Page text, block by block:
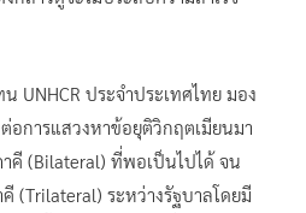
UNHCR ประจำประเทศไทย มอง
อการแสวงหาข้อยุติวิกฤตเมียนมา
คี (Bilateral) ที่พอเป็นไปได้ จน
(Trilateral) ระหว่างรัฐบาลโดยมี